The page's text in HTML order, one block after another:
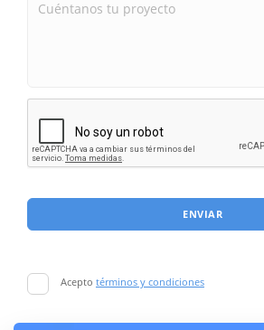
ENVIAR
Acepto términos y condiciones